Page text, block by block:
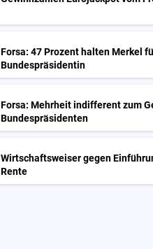
Forsa: 47 Prozent halten Merkel
Bundespräsidentin
Forsa: Mehrheit indifferent zum
Bundespräsidenten
Wirtschaftsweiser gegen
Rente